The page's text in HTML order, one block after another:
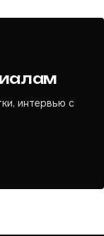
интервью с